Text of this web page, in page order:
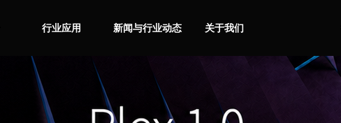
行业应用 新闻与行业动态 关于我们